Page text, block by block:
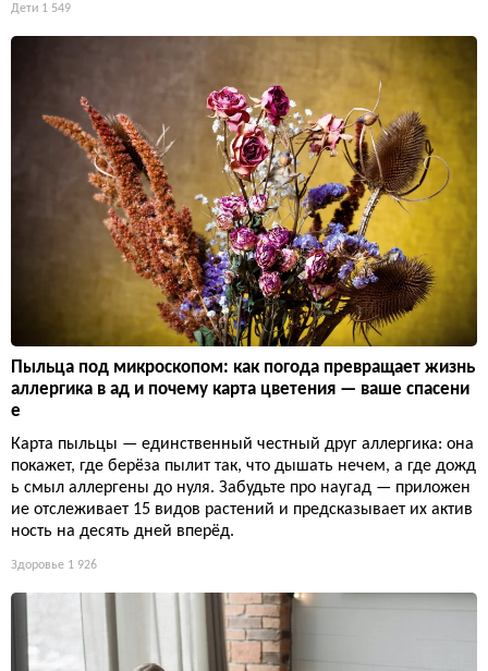
Дети 1 549
Пыльца под микроскопом: как погода превращает жизнь
аллергика в ад и почему карта цветения — ваше спасени
е
Карта пыльцы — единственный честный друг аллергика: она
покажет, где берёза пылит так, что дышать нечем, а где дожд
ь смыл аллергены до нуля. Забудьте про наугад — приложен
ие отслеживает 15 видов растений и предсказывает их актив
ность на десять дней вперёд.
Здоровье 1 926